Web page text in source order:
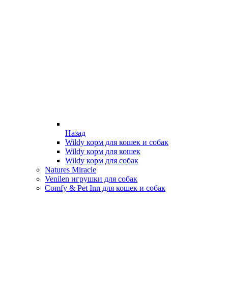
Назад
Wildy корм для кошек и собак
Wildy корм для кошек
Wildy корм для собак
Natures Miracle
Venilen игрушки для собак
Comfy & Pet Inn для кошек и собак